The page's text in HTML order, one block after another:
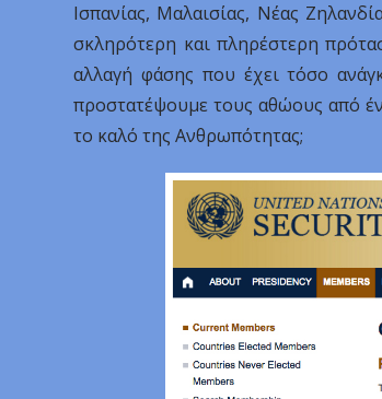
Ισπανίας, Μαλαισίας, Νέας
σκληρότερη και πληρέστερη
αλλαγή φάσης που έχει τόσο
προστατέψουμε τους αθώους από
το καλό της Ανθρωπότητας;